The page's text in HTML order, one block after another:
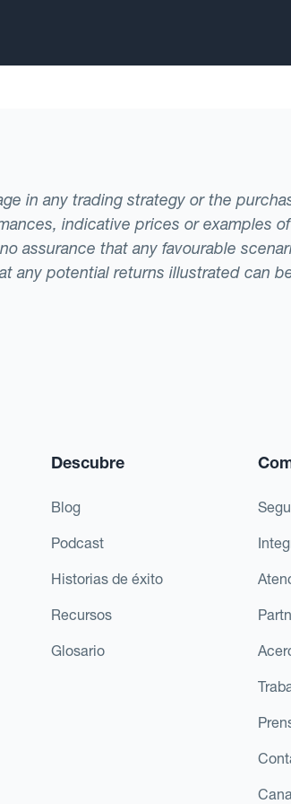
in any trading strategy or the
indicative prices or examples
assurance that any favourable
any potential returns illustrated can
Descubre
Blog
Podcast
Historias de éxito
Recursos
Glosario